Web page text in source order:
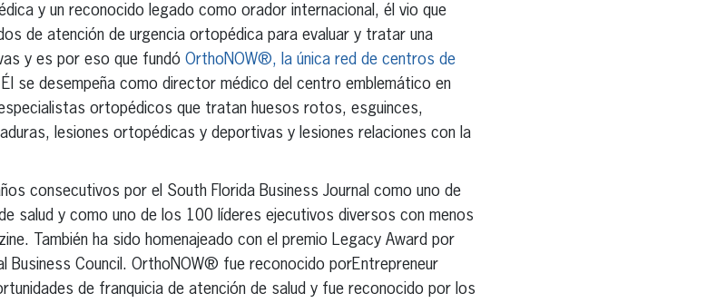
y un reconocido legado como orador internacional, él vio que
de atención de urgencia ortopédica para evaluar y tratar una
y es por eso que fundó OrthoNOW®, la única red de centros de
se desempeña como director médico del centro emblemático en
ortopédicos que tratan huesos rotos, esguinces,
lesiones ortopédicas y deportivas y lesiones relaciones con la
consecutivos por el South Florida Business Journal como uno de
salud y como uno de los 100 líderes ejecutivos diversos con menos
También ha sido homenajeado con el premio Legacy Award por
Business Council. OrthoNOW® fue reconocido porEntrepreneur
de franquicia de atención de salud y fue reconocido por los